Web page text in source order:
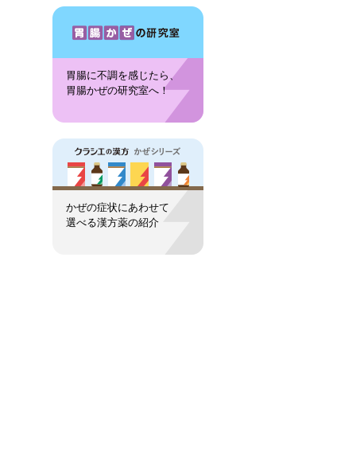
胃腸に不調を感じたら、
胃腸かぜの研究室へ！
かぜの症状にあわせて
選べる漢方薬の紹介